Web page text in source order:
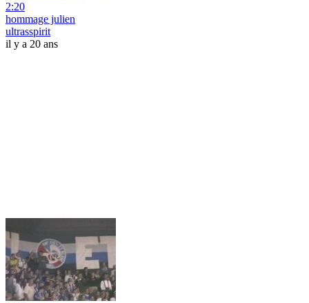
2:20
hommage julien
ultrasspirit
il y a 20 ans